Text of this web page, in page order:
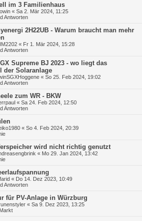
im 3 Familienhaus
« Sa 2. Mär 2024, 11:25
Antworten
2H22UB - Warum braucht man mehr
« Fr 1. Mär 2024, 15:28
Antworten
Supreme BJ 2023 - wo liegt das
der Solaranlage
« So 25. Feb 2024, 19:02
Antworten
zum WR - BKW
« Sa 24. Feb 2024, 12:50
Antworten
« So 4. Feb 2024, 20:39
wird nicht richtig genutzt
« Mo 29. Jan 2024, 13:42
« Do 14. Dez 2023, 10:49
Antworten
für PV-Anlage in Würzburg
« Sa 9. Dez 2023, 13:25